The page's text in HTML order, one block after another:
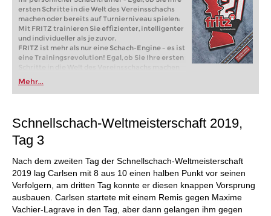
ersten Schritte in die Welt des Vereinsschachs
machen oder bereits auf Turnierniveau spielen:
Mit FRITZ trainieren Sie effizienter, intelligenter
und individueller als je zuvor.
FRITZ ist mehr als nur eine Schach-Engine – es ist
eine Trainingsrevolution! Egal, ob Sie Ihre ersten
Schritte in die Welt des Vereinsschachs machen
oder bereits auf Turnierniveau spielen: Mit
FRITZ trainieren Sie effizienter, intelligenter und
individueller als je zuvor.
Mehr...
Schnellschach-Weltmeisterschaft 2019,
Tag 3
Nach dem zweiten Tag der Schnellschach-Weltmeisterschaft
2019 lag Carlsen mit 8 aus 10 einen halben Punkt vor seinen
Verfolgern, am dritten Tag konnte er diesen knappen Vorsprung
ausbauen. Carlsen startete mit einem Remis gegen Maxime
Vachier-Lagrave in den Tag, aber dann gelangen ihm gegen